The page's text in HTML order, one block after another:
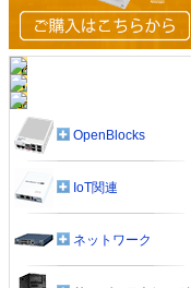
OpenBlocks
IoT関連
ネットワーク